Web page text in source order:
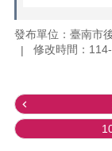
發布單位：臺南市
修改時間：